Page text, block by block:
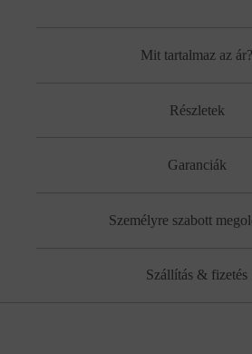
Mit tartalmaz az ár?
Részletek
Garanciák
Személyre szabott
Szállítás & fizetés